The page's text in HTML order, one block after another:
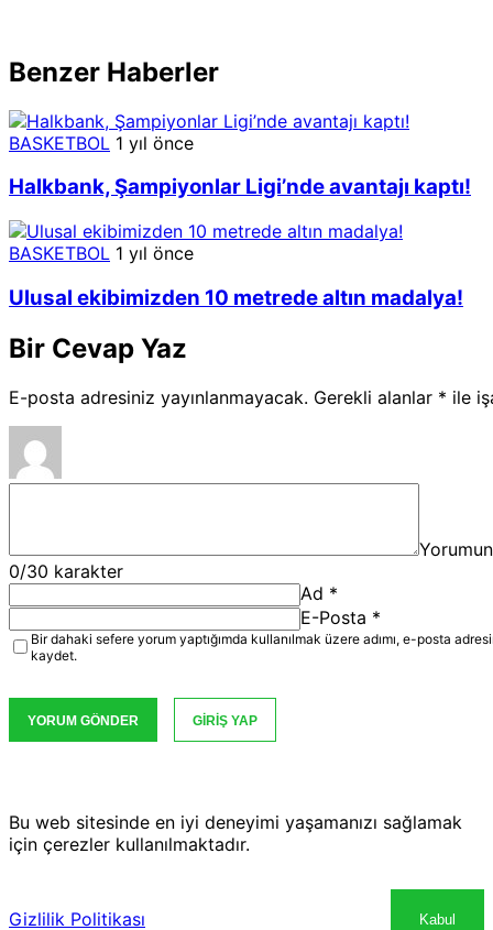
Benzer Haberler
BASKETBOL 1 yıl önce
Halkbank, Şampiyonlar Ligi’nde avantajı kaptı!
BASKETBOL 1 yıl önce
Ulusal ekibimizden 10 metrede altın madalya!
Bir Cevap Yaz
E-posta adresiniz yayınlanmayacak. Gerekli alanlar * ile
0/30 karakter
Ad *
E-Posta *
Bir dahaki sefere yorum yaptığımda kullanılmak üzere adımı, e-posta
kaydet.
YORUM GÖNDER GIRIŞ YAP
Bu web sitesinde en iyi deneyimi yaşamanızı sağlamak
için çerezler kullanılmaktadır.
Gizlilik Politikası Kabul